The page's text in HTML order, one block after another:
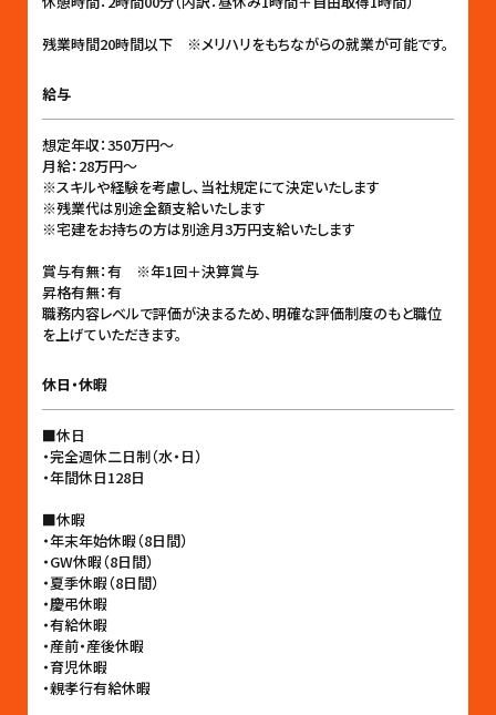
残業時間20時間以下 ※メリハリをもちながらの就業が可能です。
給与
想定年収：350万円〜
月給：28万円〜
※スキルや経験を考慮し、当社規定にて決定いたします
※残業代は別途全額支給いたします
※宅建をお持ちの方は別途月3万円支給いたします
賞与有無：有 ※年1回＋決算賞与
昇格有無：有
職務内容レベルで評価が決まるため、明確な評価制度のもと職位
を上げていただきます。
休日・休暇
■休日
・完全週休二日制（水・日）
・年間休日128日
■休暇
・年末年始休暇（8日間）
・GW休暇（8日間）
・夏季休暇（8日間）
・慶弔休暇
・有給休暇
・産前・産後休暇
・育児休暇
・親孝行有給休暇